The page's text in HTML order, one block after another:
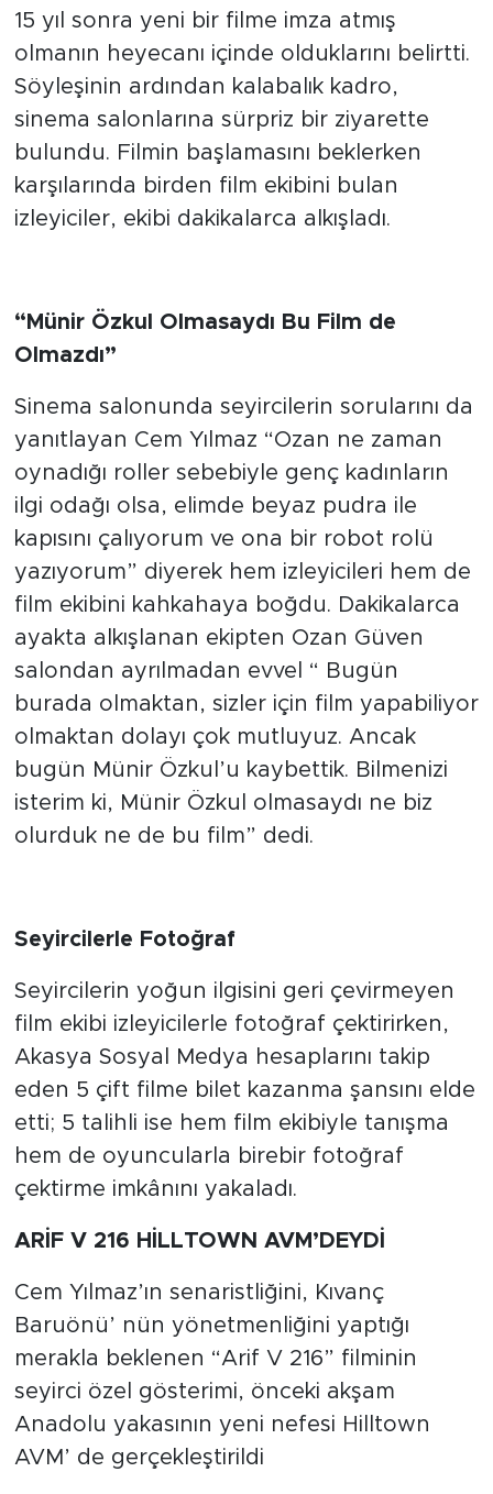
15 yıl sonra yeni bir filme imza atmış
olmanın heyecanı içinde olduklarını belirtti.
Söyleşinin ardından kalabalık kadro,
sinema salonlarına sürpriz bir ziyarette
bulundu. Filmin başlamasını beklerken
karşılarında birden film ekibini bulan
izleyiciler, ekibi dakikalarca alkışladı.
“Münir Özkul Olmasaydı Bu Film de
Olmazdı”
Sinema salonunda seyircilerin sorularını da
yanıtlayan Cem Yılmaz “Ozan ne zaman
oynadığı roller sebebiyle genç kadınların
ilgi odağı olsa, elimde beyaz pudra ile
kapısını çalıyorum ve ona bir robot rolü
yazıyorum” diyerek hem izleyicileri hem de
film ekibini kahkahaya boğdu. Dakikalarca
ayakta alkışlanan ekipten Ozan Güven
salondan ayrılmadan evvel “ Bugün
burada olmaktan, sizler için film yapabiliyor
olmaktan dolayı çok mutluyuz. Ancak
bugün Münir Özkul’u kaybettik. Bilmenizi
isterim ki, Münir Özkul olmasaydı ne biz
olurduk ne de bu film” dedi.
Seyircilerle Fotoğraf
Seyircilerin yoğun ilgisini geri çevirmeyen
film ekibi izleyicilerle fotoğraf çektirirken,
Akasya Sosyal Medya hesaplarını takip
eden 5 çift filme bilet kazanma şansını elde
etti; 5 talihli ise hem film ekibiyle tanışma
hem de oyuncularla birebir fotoğraf
çektirme imkânını yakaladı.
ARİF V 216 HİLLTOWN AVM’DEYDİ
Cem Yılmaz’ın senaristliğini, Kıvanç
Baruönü’ nün yönetmenliğini yaptığı
merakla beklenen “Arif V 216” filminin
seyirci özel gösterimi, önceki akşam
Anadolu yakasının yeni nefesi Hilltown
AVM’ de gerçekleştirildi